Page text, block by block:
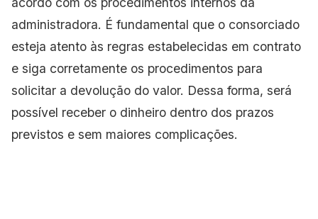
administradora. É fundamental que o consorciado
esteja atento às regras estabelecidas em contrato
e siga corretamente os procedimentos para
solicitar a devolução do valor. Dessa forma, será
possível receber o dinheiro dentro dos prazos
previstos e sem maiores complicações.